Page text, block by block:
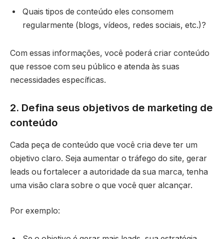
Quais tipos de conteúdo eles consomem
regularmente (blogs, vídeos, redes sociais, etc.)?
Com essas informações, você poderá criar conteúdo
que ressoe com seu público e atenda às suas
necessidades específicas.
2. Defina seus objetivos de marketing de
conteúdo
Cada peça de conteúdo que você cria deve ter um
objetivo claro. Seja aumentar o tráfego do site, gerar
leads ou fortalecer a autoridade da sua marca, tenha
uma visão clara sobre o que você quer alcançar.
Por exemplo: